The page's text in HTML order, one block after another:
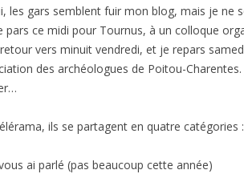
les gars semblent fuir mon blog, mais je ne
ce midi pour Tournus, à un colloque
vers minuit vendredi, et je repars
des archéologues de Poitou-Charentes.
ils se partagent en quatre catégories :
ai parlé (pas beaucoup cette année)